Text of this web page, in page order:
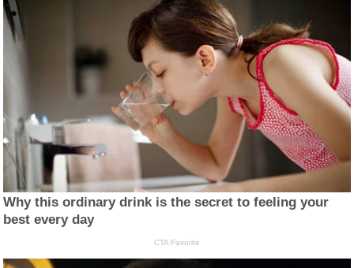
Why this ordinary drink is the secret to feeling your
best every day
CTA Favorite